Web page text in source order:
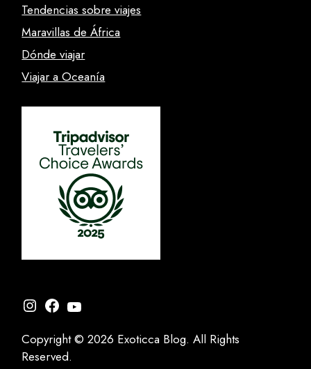
Tendencias sobre viajes
Maravillas de África
Dónde viajar
Viajar a Oceanía
Instagram
Facebook
YouTube
Copyright © 2026 Exoticca Blog. All Rights
Reserved.